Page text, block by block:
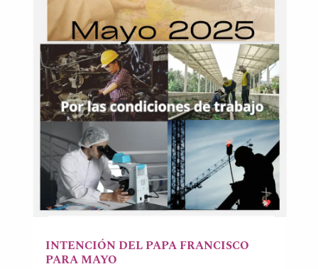
INTENCIÓN DEL PAPA FRANCISCO
PARA MAYO